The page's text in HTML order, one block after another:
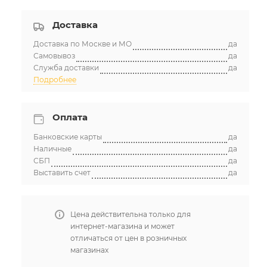
Доставка
Доставка по Москве и МО
да
Самовывоз
да
Служба доставки
да
Подробнее
Оплата
Банковские карты
да
Наличные
да
СБП
да
Выставить счет
да
Цена действительна только для
интернет-магазина и может
отличаться от цен в розничных
магазинах